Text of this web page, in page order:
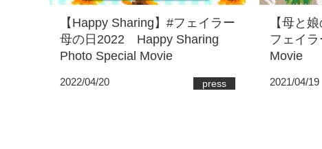
【Happy Sharing】#フェイラー
母の日2022 Happy Sharing
Photo Special Movie
2022/04/20 press
【母と
フェイ
Movie
2021/04/19